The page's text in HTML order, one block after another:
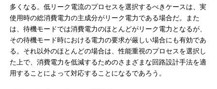
多くなる。低リーク電流のプロセスを選択するべきケースは、実
使用時の総消費電力の主成分がリーク電力である場合だ。また
は、待機モードでは消費電力のほとんどがリーク電力となるが、
その待機モード時における電力の要求が厳しい場合にも有効であ
る。それ以外のほとんどの場合は、性能重視のプロセスを選択し
た上で、消費電力を低減するためのさまざまな回路設計手法を適
用することによって対応することになるであろう。